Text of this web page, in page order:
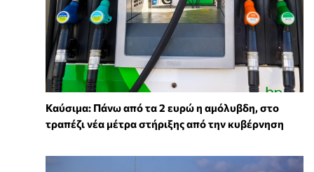
Καύσιμα: Πάνω από τα 2 ευρώ η αμόλυβδη, στο
τραπέζι νέα μέτρα στήριξης από την κυβέρνηση